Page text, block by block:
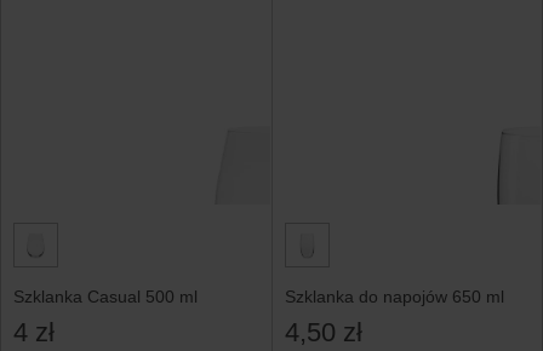
Szklanka Casual 500 ml
4 zł
Szklanka do napojów 650 ml
4,50 zł